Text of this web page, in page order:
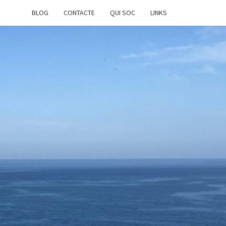
BLOG CONTACTE QUI SOC LINKS
DE